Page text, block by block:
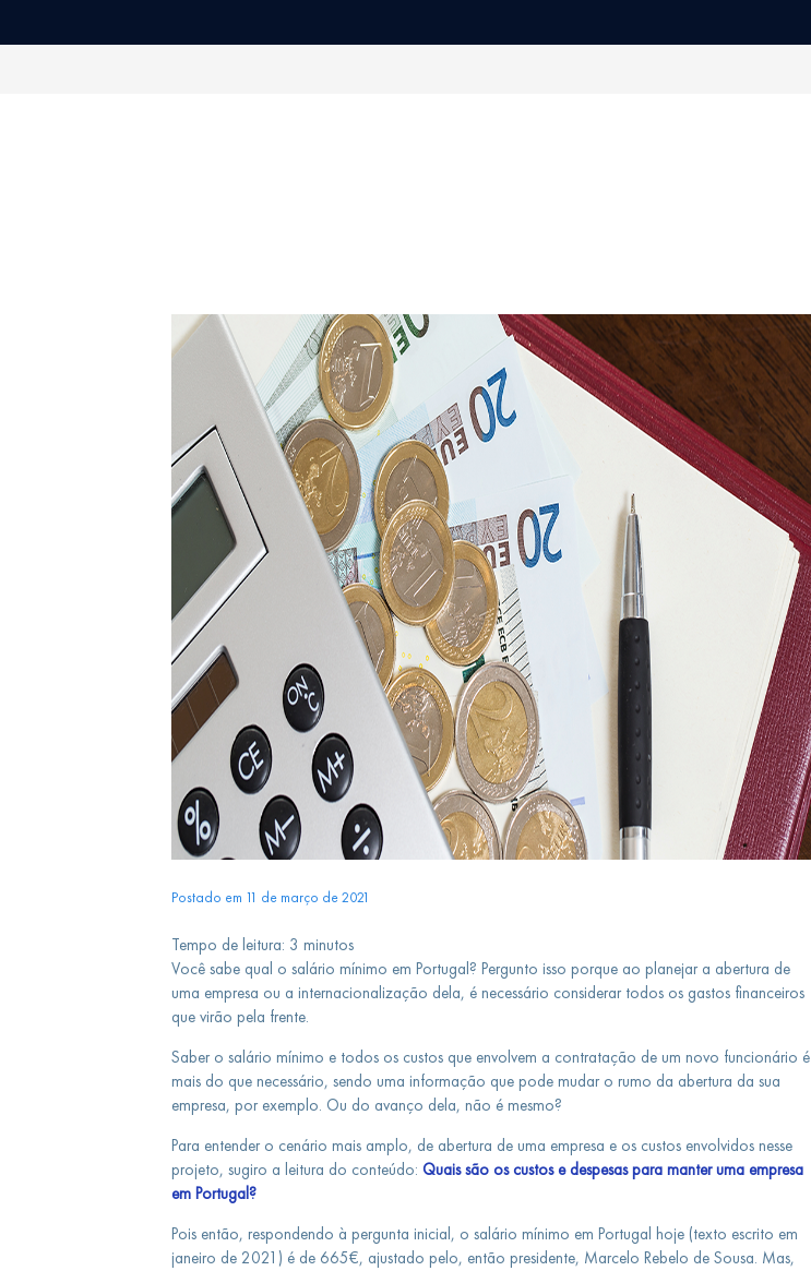
Postado em 11 de março de 2021
Tempo de leitura: 3 minutos
Você sabe qual o salário mínimo em Portugal? Pergunto isso porque ao planejar a abertura de
uma empresa ou a internacionalização dela, é necessário considerar todos os gastos financeiros
que virão pela frente.
Saber o salário mínimo e todos os custos que envolvem a contratação de um novo funcionário é
mais do que necessário, sendo uma informação que pode mudar o rumo da abertura da sua
empresa, por exemplo. Ou do avanço dela, não é mesmo?
Para entender o cenário mais amplo, de abertura de uma empresa e os custos envolvidos nesse
projeto, sugiro a leitura do conteúdo: Quais são os custos e despesas para manter uma empresa
em Portugal?
Pois então, respondendo à pergunta inicial, o salário mínimo em Portugal hoje (texto escrito em
janeiro de 2021) é de 665€, ajustado pelo, então presidente, Marcelo Rebelo de Sousa. Mas,